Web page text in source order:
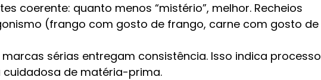
coerente: quanto menos “mistério”, melhor. Recheios
(frango com gosto de frango, carne com gosto de
sérias entregam consistência. Isso indica processo
cuidadosa de matéria-prima.